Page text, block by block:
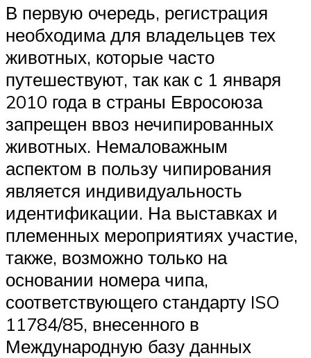
В первую очередь, регистрация
необходима для владельцев тех
животных, которые часто
путешествуют, так как с 1 января
2010 года в страны Евросоюза
запрещен ввоз нечипированных
животных. Немаловажным
аспектом в пользу чипирования
является индивидуальность
идентификации. На выставках и
племенных мероприятиях участие,
также, возможно только на
основании номера чипа,
соответствующего стандарту ISO
11784/85, внесенного в
Международную базу данных